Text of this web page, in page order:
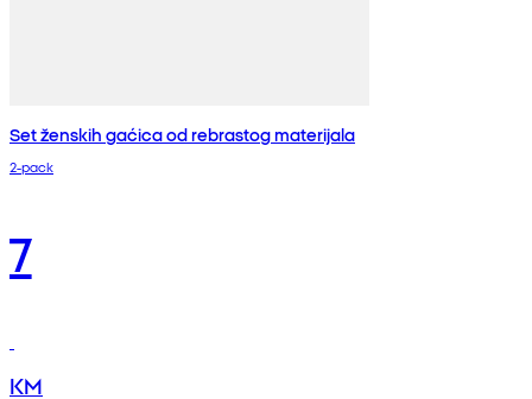
Set ženskih gaćica od rebrastog materijala
2-pack
7
KM